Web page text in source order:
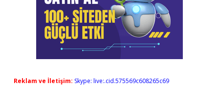
Reklam ve İletişim: Skype: live:.cid.575569c608265c69